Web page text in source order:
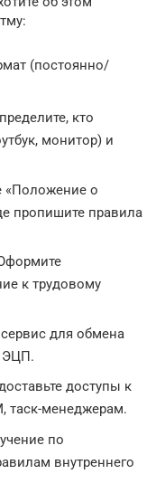
(постоянно/
кто
монитор) и
«Положение о
пропишите правила
к трудовому
для обмена
ЭЦП.
доступы к
таск-менеджерам.
по
внутреннего